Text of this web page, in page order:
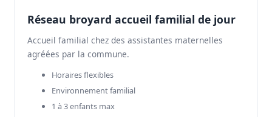
Réseau broyard accueil familial de jour
Accueil familial chez des assistantes maternelles
agréées par la commune.
Horaires flexibles
Environnement familial
1 à 3 enfants max